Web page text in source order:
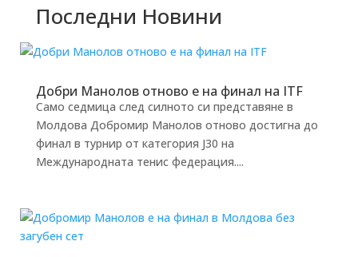
Последни Новини
Добри Манолов отново е на финал на ITF
Само седмица след силното си представяне в
Молдова Добромир Манолов отново достигна до
финал в турнир от категория J30 на
Международната тенис федерация....